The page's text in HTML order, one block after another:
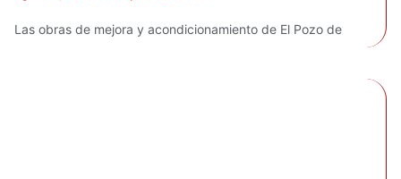
Las obras de mejora y acondicionamiento de El Pozo de